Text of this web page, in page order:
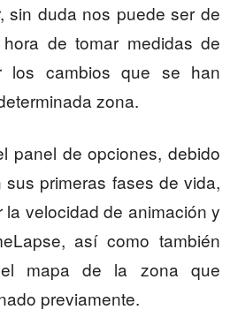
sin duda nos puede ser de
de tomar medidas de
los cambios que se han
zona.
panel de opciones, debido
primeras fases de vida,
la velocidad de animación y
así como también
el mapa de la zona que
previamente.